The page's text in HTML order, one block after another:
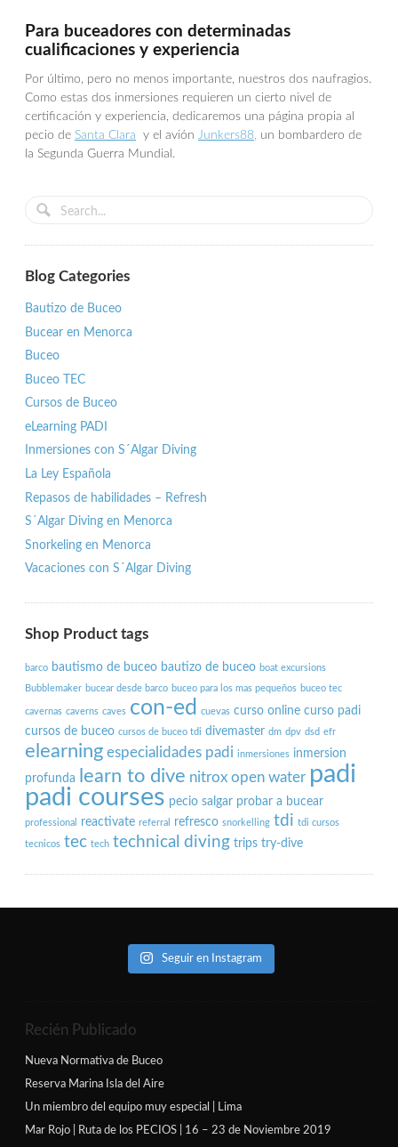
Para buceadores con determinadas
cualificaciones y experiencia
Por último, pero no menos importante, nuestros dos naufragios.
Como estas dos inmersiones requieren un cierto nivel de
certificación y experiencia, dedicaremos una página propia al
pecio de Santa Clara y el avión Junkers88, un bombardero de
la Segunda Guerra Mundial.
Blog Categories
Bautizo de Buceo
Bucear en Menorca
Buceo
Buceo TEC
Cursos de Buceo
eLearning PADI
Inmersiones con S´Algar Diving
La Ley Española
Repasos de habilidades – Refresh
S´Algar Diving en Menorca
Snorkeling en Menorca
Vacaciones con S´Algar Diving
Shop Product tags
barco bautismo de buceo bautizo de buceo boat excursions
Bubblemaker bucear desde barco buceo para los mas pequeños buceo tec
cavernas caverns caves con-ed cuevas curso online curso padi
cursos de buceo cursos de buceo tdi divemaster dm dpv dsd efr
elearning especialidades padi inmersiones inmersion
profunda
learn to dive nitrox open water padi
padi courses pecio salgar probar a bucear
professional reactivate referral refresco snorkelling tdi tdi cursos
tecnicos tec tech technical diving trips try-dive
Seguir en Instagram
Recién Publicado
Nueva Normativa de Buceo
Reserva Marina Isla del Aire
Un miembro del equipo muy especial | Lima
Mar Rojo | Ruta de los PECIOS | 16 – 23 de Noviembre 2019